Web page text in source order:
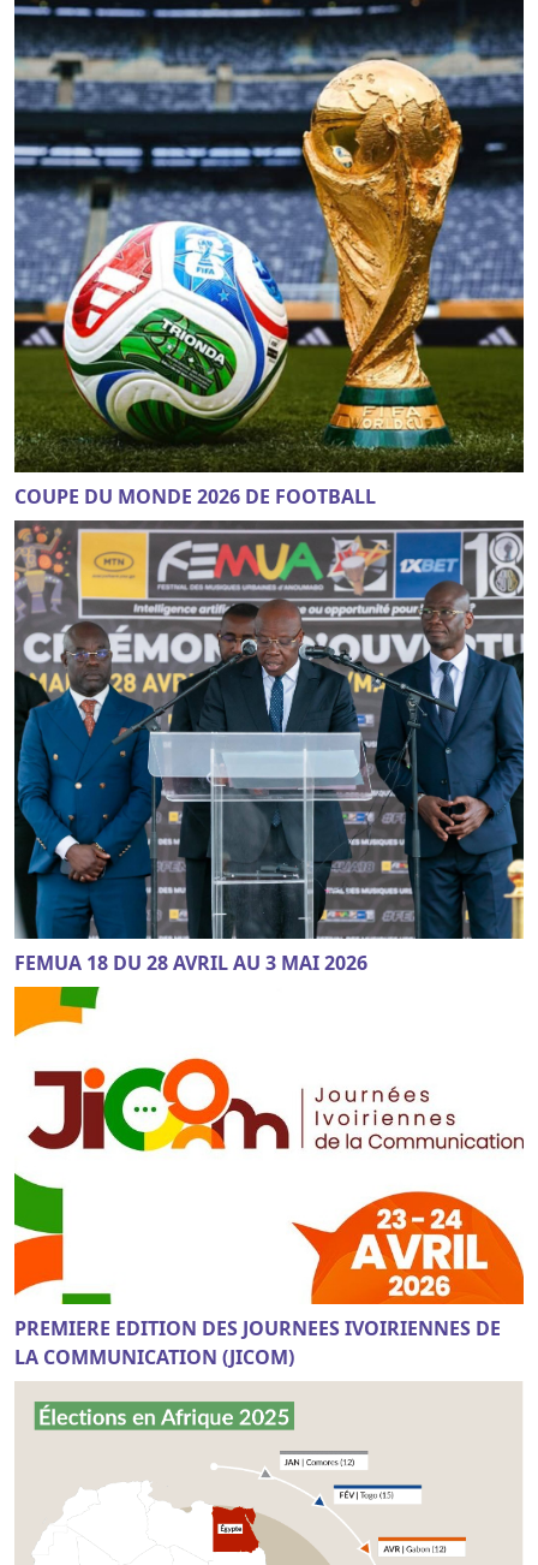
COUPE DU MONDE 2026 DE FOOTBALL
FEMUA 18 DU 28 AVRIL AU 3 MAI 2026
PREMIERE EDITION DES JOURNEES IVOIRIENNES DE
LA COMMUNICATION (JICOM)